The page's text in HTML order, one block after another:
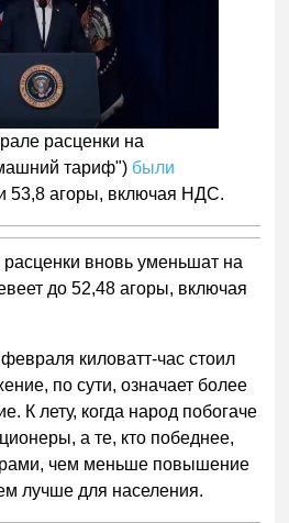
Отмена
расценки на
тариф") были
53,8 агоры, включая НДС.
расценки вновь уменьшат на
до 52,48 агоры, включая
киловатт-час стоил
по сути, означает более
К лету, когда народ побогаче
а те, кто победнее,
чем меньше повышение
лучше для населения.